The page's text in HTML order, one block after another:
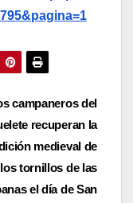
campaneros del
recuperan la
medieval de
tornillos de las
el día de San